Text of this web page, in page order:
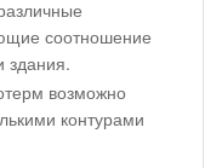
соотношение
здания.
возможно
контурами